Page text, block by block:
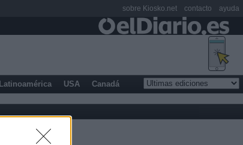
Latinoamérica USA Canadá
sobre Kiosko.net contacto ayuda